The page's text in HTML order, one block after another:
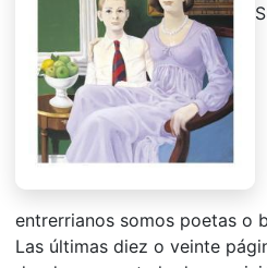
entrerrianos somos poetas o
Las últimas diez o veinte